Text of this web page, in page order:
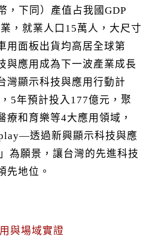
，下同）產值占我國GDP
，就業人口15萬人，大尺寸
用面板出貨均高居全球第
與應用成為下一波產業成長
灣顯示科技與應用行動計
5年預計投入177億元，聚
療和育樂等4大應用領域，
透過新興顯示科技與應
為願景，讓台灣的先進科技
先地位。
與場域實證